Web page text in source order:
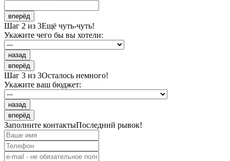
вперёд
Шаг 2 из 3Ещё чуть-чуть!
Укажите чего бы вы хотели:
назад
вперёд
Шаг 3 из 3Осталось немного!
Укажите ваш бюджет:
назад
вперёд
Заполните контактыПоследний рывок!